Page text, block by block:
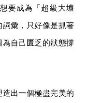
要成為「超級大壞
彙，只好像是抓著
自己匱乏的狀態撐
造出一個極盡完美的